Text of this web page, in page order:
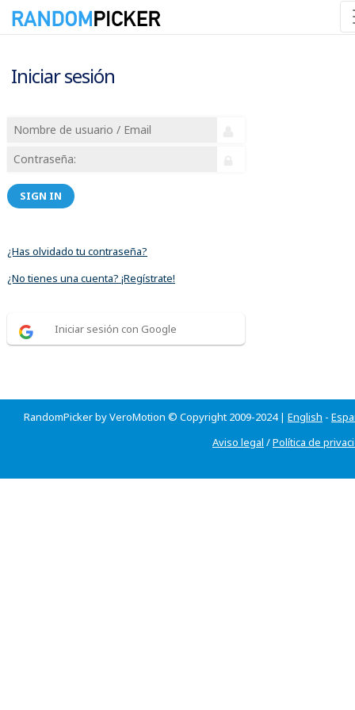
Iniciar sesión
SIGN IN
¿Has olvidado tu contraseña?
¿No tienes una cuenta? ¡Regístrate!
Iniciar sesión con Google
RandomPicker by VeroMotion © Copyright 2009-2024 | English -
Aviso legal /Política de